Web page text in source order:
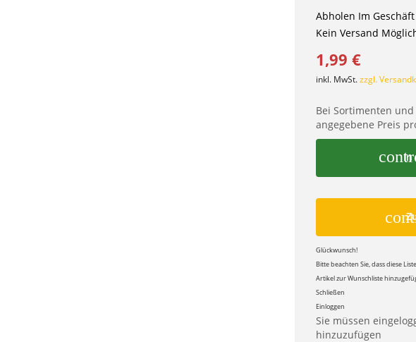
Abholen Im Geschäft
Kein Versand
1,99 €
inkl. MwSt.zzgl.
Bei Sortimenten
angegebene Preis
In
Glückwunsch!
Bitte beachten Sie, dass diese
Artikel zur Wunschliste
Schließen
Einloggen
Sie müssen
hinzuzufügen